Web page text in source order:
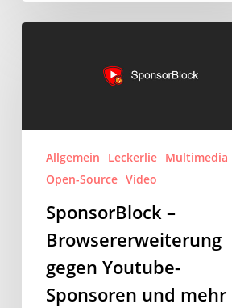
Browsererweiterung
mehr
Allgemein Leckerlie Multimedia
Open-Source Video
SponsorBlock –
Browsererweiterung
gegen Youtube-
Sponsoren und mehr